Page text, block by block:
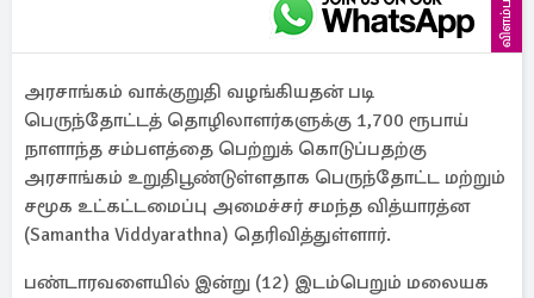
விளம்பரம்
அரசாங்கம் வாக்குறுதி வழங்கியதன் படி
பெருந்தோட்டத் தொழிலாளர்களுக்கு 1,700 ரூபாய்
நாளாந்த சம்பளத்தை பெற்றுக் கொடுப்பதற்கு
அரசாங்கம் உறுதிபூண்டுள்ளதாக பெருந்தோட்ட மற்றும்
சமூக உட்கட்டமைப்பு அமைச்சர் சமந்த வித்யாரத்ன
(Samantha Viddyarathna) தெரிவித்துள்ளார்.
பண்டாரவளையில் இன்று (12) இடம்பெறும் மலையக